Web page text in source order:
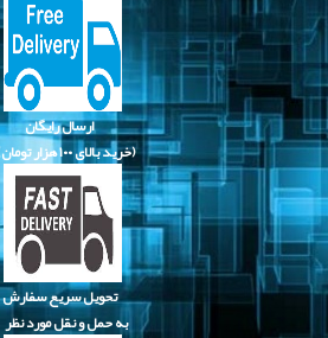
ارسال رایگان
(خرید بالای
تحویل سریع سفارش
به حمل و نقل مورد نظر